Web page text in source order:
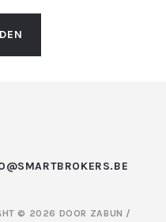
© 2026 DOOR ZABUN /